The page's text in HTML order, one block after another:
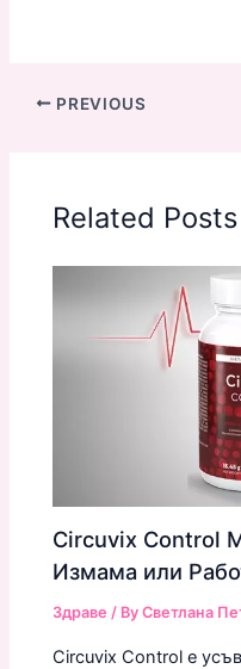
PREVIOUS
Related Posts
Circuvix Control
Измама или
Здраве / ByСветлана
Circuvix Control е